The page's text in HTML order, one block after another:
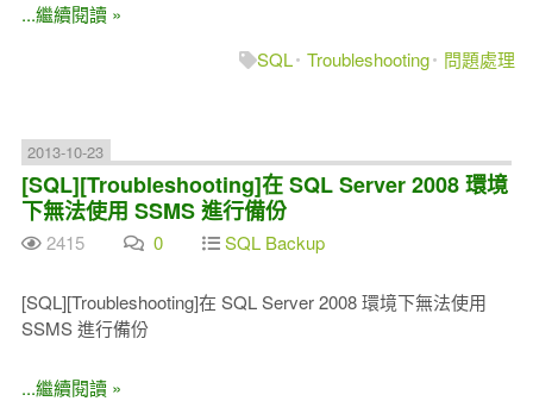
...繼續閱讀 »
SQL Troubleshooting 問題處理
2013-10-23
[SQL][Troubleshooting]在 SQL Server 2008 環境
下無法使用 SSMS 進行備份
2415 0 SQL Backup
[SQL][Troubleshooting]在 SQL Server 2008 環境下無法使用
SSMS 進行備份
...繼續閱讀 »